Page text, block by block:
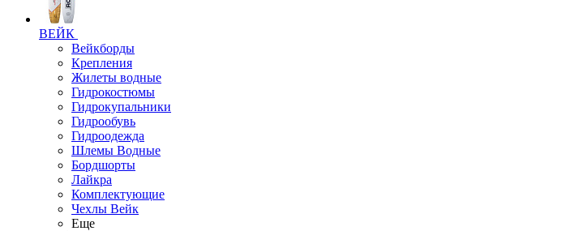
ВЕЙК
Вейкборды
Крепления
Жилеты водные
Гидрокостюмы
Гидрокупальники
Гидрообувь
Гидроодежда
Шлемы Водные
Бордшорты
Лайкра
Комплектующие
Чехлы Вейк
Еще